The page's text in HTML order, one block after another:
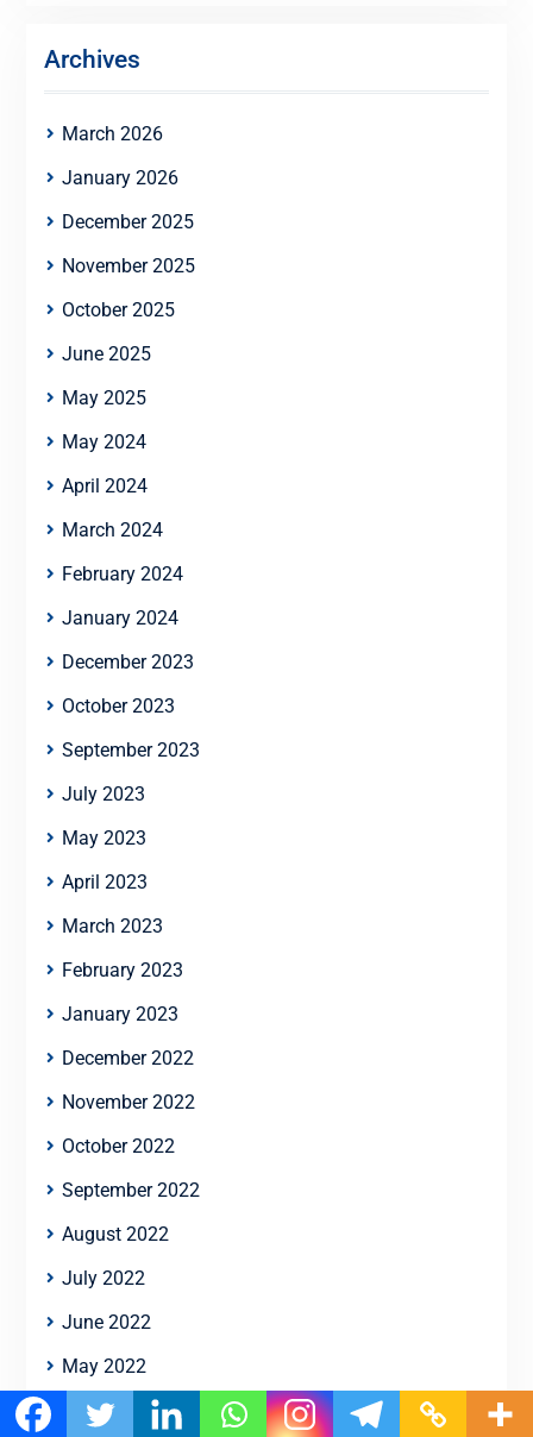
Archives
March 2026
January 2026
December 2025
November 2025
October 2025
June 2025
May 2025
May 2024
April 2024
March 2024
February 2024
January 2024
December 2023
October 2023
September 2023
July 2023
May 2023
April 2023
March 2023
February 2023
January 2023
December 2022
November 2022
October 2022
September 2022
August 2022
July 2022
June 2022
May 2022
April 2022